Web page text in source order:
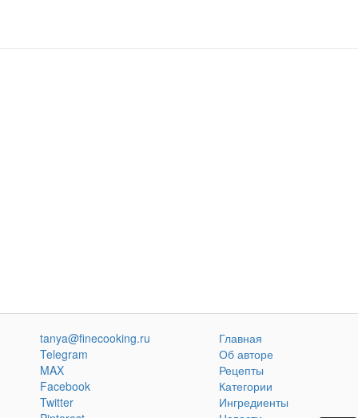
tanya@finecooking.ru
Telegram
MAX
Facebook
Twitter
Главная
Об авторе
Рецепты
Категории
Ингредиенты